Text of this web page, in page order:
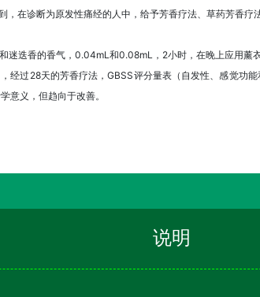
在诊断为原发性痛经的人中，给予芳香疗法、草药芳香疗
迷迭香的香气，0.04mL和0.08mL，2小时，在晚上应用
经过28天的芳香疗法，GBSS评分量表（自发性、感觉功
意义，但趋向于改善。
说明